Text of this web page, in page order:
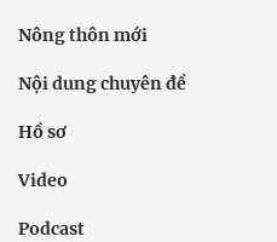
Nông thôn mới
Nội dung chuyên đề
Hồ sơ
Video
Podcast